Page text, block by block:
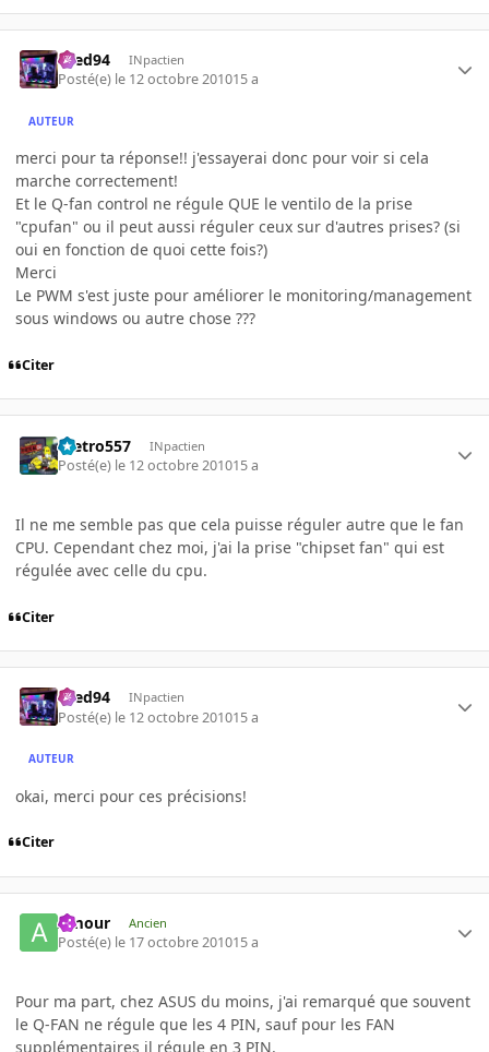
bred94 INpactien
Posté(e) le 12 octobre 201015 a
AUTEUR
merci pour ta réponse!! j'essayerai donc pour voir si cela
marche correctement!
Et le Q-fan control ne régule QUE le ventilo de la prise
"cpufan" ou il peut aussi réguler ceux sur d'autres prises? (si
oui en fonction de quoi cette fois?)
Merci
Le PWM s'est juste pour améliorer le monitoring/management
sous windows ou autre chose ???
Citer
metro557 INpactien
Posté(e) le 12 octobre 201015 a
Il ne me semble pas que cela puisse réguler autre que le fan
CPU. Cependant chez moi, j'ai la prise "chipset fan" qui est
régulée avec celle du cpu.
Citer
bred94 INpactien
Posté(e) le 12 octobre 201015 a
AUTEUR
okai, merci pour ces précisions!
Citer
Amour Ancien
Posté(e) le 17 octobre 201015 a
Pour ma part, chez ASUS du moins, j'ai remarqué que souvent
le Q-FAN ne régule que les 4 PIN, sauf pour les FAN
supplémentaires il régule en 3 PIN.